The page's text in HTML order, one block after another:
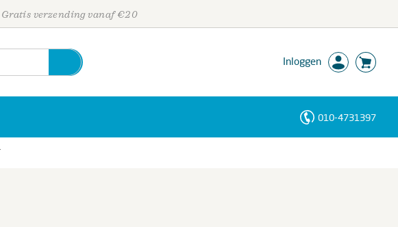
Gratis verzending vanaf €20
Inloggen
010-4731397
Personen